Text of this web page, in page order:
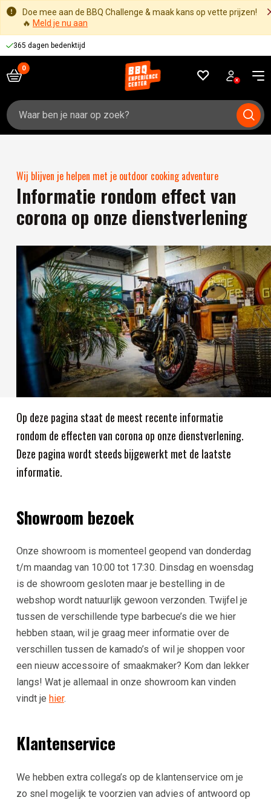
Doe mee aan de BBQ Challenge & maak kans op vette prijzen!
🔥 Meld je nu aan
365 dagen bedenktijd
Zoeken
naar:
Wij blijven je helpen met je outdoor cooking adventure
Informatie rondom effect van
corona op onze dienstverlening
Op deze pagina staat de meest recente informatie
rondom de effecten van corona op onze dienstverlening.
Deze pagina wordt steeds bijgewerkt met de laatste
informatie.
Showroom bezoek
Onze showroom is momenteel geopend van donderdag
t/m maandag van 10:00 tot 17:30. Dinsdag en woensdag
is de showroom gesloten maar je bestelling in de
webshop wordt natuurlijk gewoon verzonden. Twijfel je
tussen de verschillende type barbecue’s die we hier
hebben staan, wil je graag meer informatie over de
verschillen tussen de kamado’s of wil je shoppen voor
een nieuw accessoire of smaakmaker? Kom dan lekker
langs! Wat je allemaal in onze showroom kan vinden
vindt je hier.
Klantenservice
We hebben extra collega’s op de klantenservice om je
zo snel mogelijk te voorzien van advies of antwoord op